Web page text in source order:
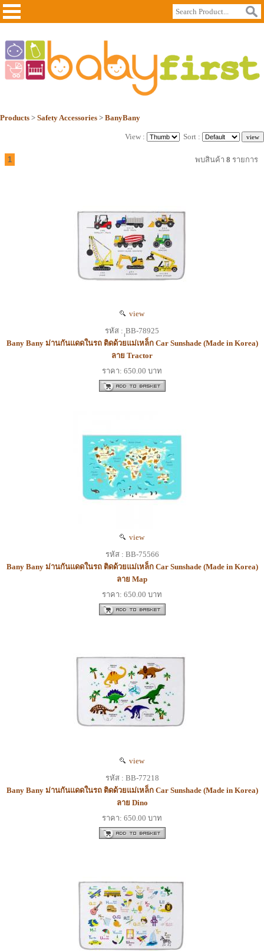
Products > Safety Accessories > BanyBany
View : Sort :
1 พบสินค้า 8 รายการ
view
รหัส : ฺฺฺBB-78925
Bany Bany ม่านกันแดดในรถ ติดด้วยแม่เหล็ก Car Sunshade (Made in Korea)
ลาย Tractor
ราคา: 650.00 บาท
view
รหัส : BB-75566
Bany Bany ม่านกันแดดในรถ ติดด้วยแม่เหล็ก Car Sunshade (Made in Korea)
ลาย Map
ราคา: 650.00 บาท
view
รหัส : BB-77218
Bany Bany ม่านกันแดดในรถ ติดด้วยแม่เหล็ก Car Sunshade (Made in Korea)
ลาย Dino
ราคา: 650.00 บาท